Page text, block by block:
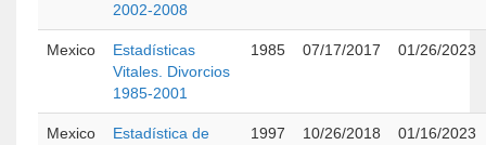
2002-2008
Mexico
Estadísticas
Vitales. Divorcios
1985-2001
1985 07/17/2017 01/26/2023
Mexico
Estadística de
1997 10/26/2018 01/16/2023